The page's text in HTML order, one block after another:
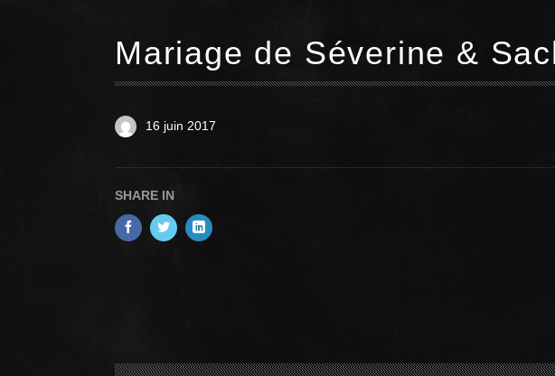
Mariage de Séverine &
16 juin 2017
SHARE IN